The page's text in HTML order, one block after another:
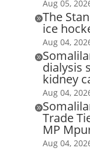
Aug 05,
The
ice
Aug 04,

dialysis
kidney
Aug 04,

Trade
MP
Aug 04,